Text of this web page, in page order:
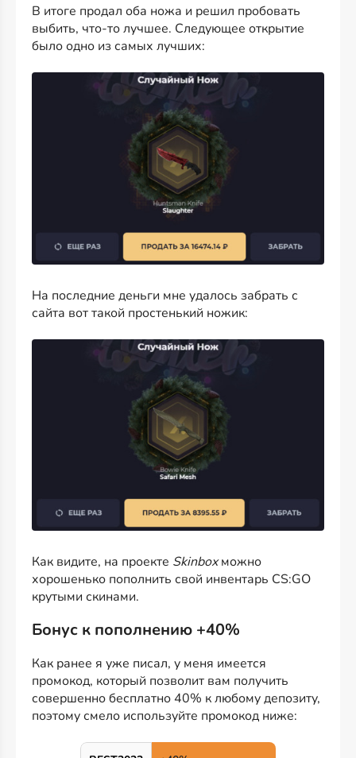
В итоге продал оба ножа и решил пробовать
выбить, что-то лучшее. Следующее открытие
было одно из самых лучших:
На последние деньги мне удалось забрать с
сайта вот такой простенький ножик:
Как видите, на проекте Skinboxможно
хорошенько пополнить свой инвентарь CS:GO
крутыми скинами.
Бонус к пополнению +40%
Как ранее я уже писал, у меня имеется
промокод, который позволит вам получить
совершенно бесплатно 40% к любому депозиту,
поэтому смело используйте промокод ниже: